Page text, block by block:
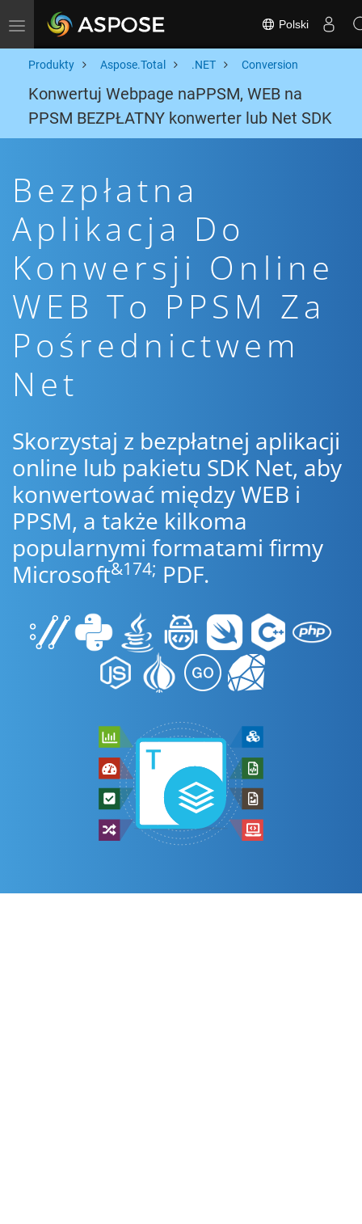
Toggle navigation Polski
Produkty Aspose.Total .NET Conversion
Konwertuj Webpage naPPSM, WEB na
PPSM BEZPŁATNY konwerter lub Net SDK
Bezpłatna
Aplikacja Do
Konwersji Online
WEB To PPSM Za
Pośrednictwem
Net
Skorzystaj z bezpłatnej aplikacji
online lub pakietu SDK Net, aby
konwertować między WEB i
PPSM, a także kilkoma
popularnymi formatami firmy
Microsoft&174; PDF.